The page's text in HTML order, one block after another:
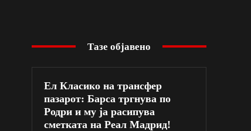
Тазе објавено
Ел Класико на трансфер
пазарот: Барса тргнува по
Родри и му ја расипува
сметката на Реал Мадрид!